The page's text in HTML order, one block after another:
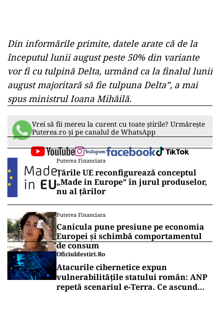
Din informările primite, datele arate că de la
începutul lunii august peste 50% din variante
vor fi cu tulpină Delta, urmând ca la finalul lunii
august majoritară să fie tulpuna Delta”, a mai
spus ministrul Ioana Mihăilă.
Vrei să fii mereu la curent cu toate știrile? Urmărește
Puterea.ro și pe canalul de WhatsApp
Puterea Financiara
Țările UE reconfigurează conceptul
„Made in Europe” în jurul produselor,
nu al țărilor
Puterea Financiara
Canicula pune presiune pe economia
Europei și schimbă comportamentul
de consum
Oficiuldestiri.ro
Atacurile cibernetice expun
vulnerabilitățile statului român: ANP
repetă scenariul e‑Terra. Ce ascund